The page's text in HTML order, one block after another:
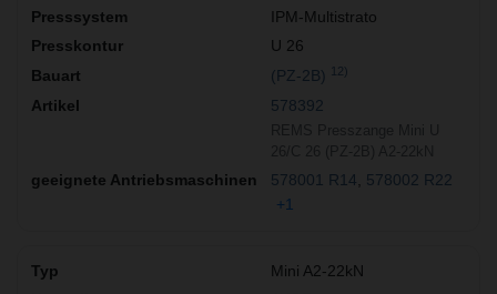
IPM-Multistrato
U 26
(PZ-2B)
12)
578392
578001 R14
578002 R22
+1
Mini A2-22kN